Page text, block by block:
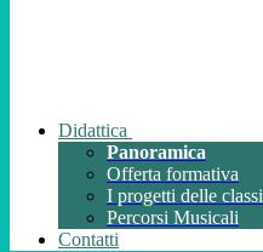
Didattica
Panoramica
Offerta formativa
I progetti delle classi
Percorsi Musicali
Contatti